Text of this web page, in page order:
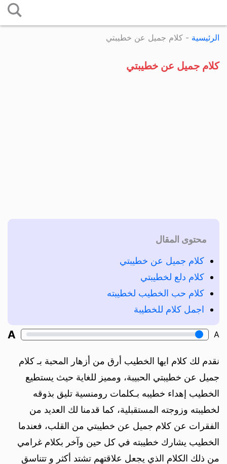
إلى
المحتوى
الرئيسية - كلام جميل عن خطيبتي
كلام جميل عن خطيبتي
محتوى المقال
كلام جميل عن خطيبتي
كلام دلع لخطيبتي
كلام حب الخطيب لخطيبته
اجمل كلام للخطيبة
A
A
نقدم لك كلام ايها الخطيب أرق من أزهار المحبة بـ كلام
جميل عن خطيبتي الحبيبة، ومميز للغاية حيث يستطيع
الخطيب إهداء خطيبه بـكلمات رومنسية تليق بذوقه
لخطيبته وزوجته المستقبلية، كما قدمنا لك العديد من
الفقرات عن كلام جميل عن خطيبتي من القلب، فعندما
الخطيب يشارك خطيبته في كل حين وآخر بكلام غرامي
من ذلك الكلام الذي يجعل علاقتهم تشتد أكثر و تتناسق